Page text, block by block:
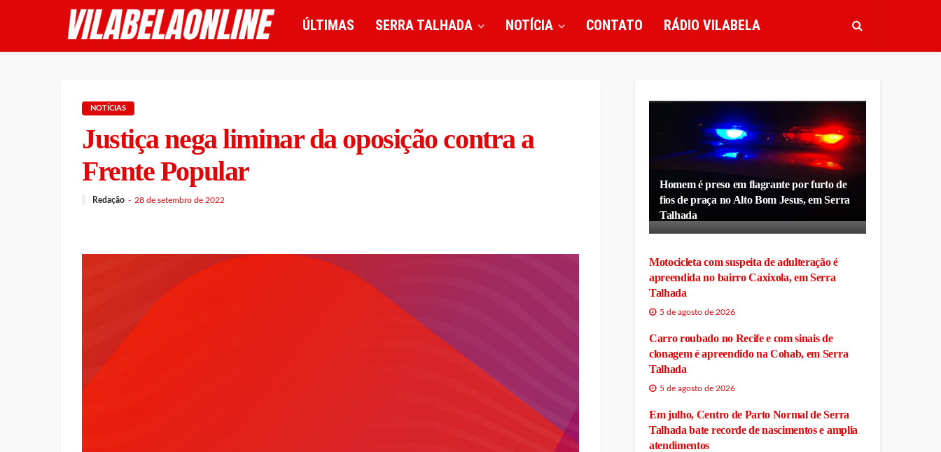
ÚLTIMAS SERRA TALHADA NOTÍCIA CONTATO RÁDIO VILABELA
NOTÍCIAS
Justiça nega liminar da oposição contra a
Frente Popular
Redação 28 de setembro de 2022
Homem é preso em flagrante por furto de
fios de praça no Alto Bom Jesus, em Serra
Talhada
Motocicleta com suspeita de adulteração é
apreendida no bairro Caxixola, em Serra
Talhada
5 de agosto de 2026
Carro roubado no Recife e com sinais de
clonagem é apreendido na Cohab, em Serra
Talhada
5 de agosto de 2026
Em julho, Centro de Parto Normal de Serra
Talhada bate recorde de nascimentos e amplia
atendimentos